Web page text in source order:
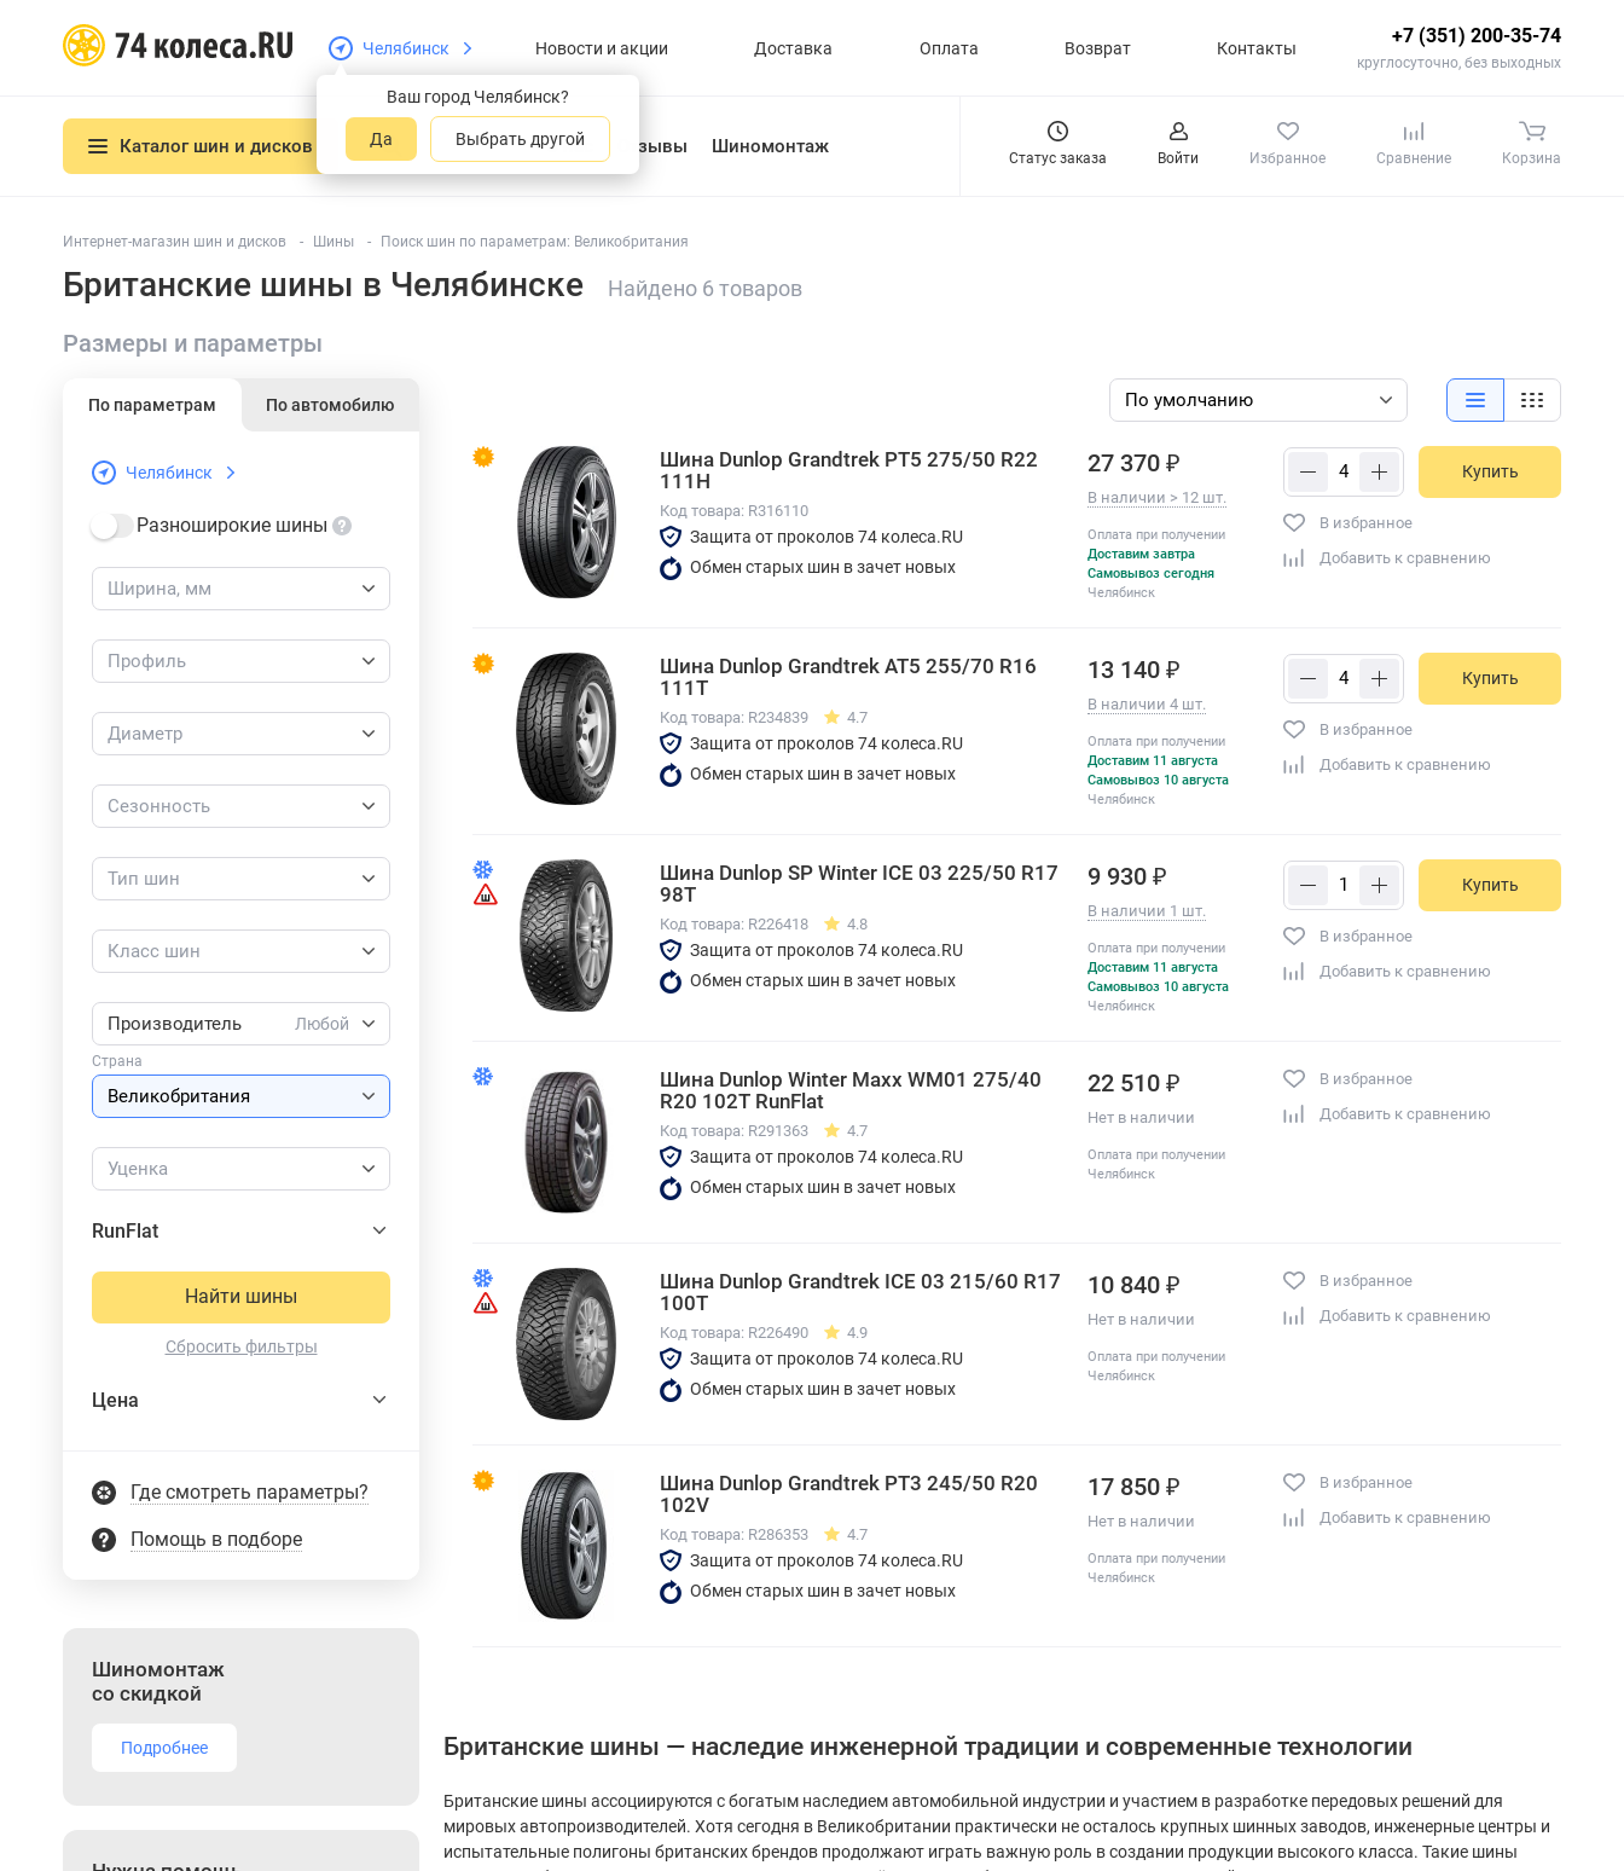
Челябинск
Ваш город Челябинск?
Да Выбрать другой
Новости и акции Доставка Оплата Возврат Контакты
+7 (351) 200-35-74
круглосуточно, без выходных
Каталог шин и дисков О нас Отзывы Шиномонтаж
Статус заказа Войти Избранное Сравнение Корзина
Интернет-магазин шин и дисков Шины Поиск шин по параметрам: Великобритания
Британские шины в Челябинске Найдено 6 товаров
Размеры и параметры
По параметрам По автомобилю
Челябинск
Разноширокие шины
Ширина, мм
Профиль
Диаметр
Сезонность
Тип шин
Класс шин
Производитель Любой
Страна
Уценка
RunFlat
Найти шины
Сбросить фильтры
Цена
Где смотреть параметры?
Помощь в подборе
Шиномонтаж
со скидкой
Подробнее
Шина Dunlop Grandtrek PT5 275/50 R22
111H
Код товара: R316110
Защита от проколов 74 колеса.RU
Обмен старых шин в зачет новых
27 370 ₽
В наличии > 12 шт.
Оплата при получении
Доставим завтра
Самовывоз сегодня
Челябинск
Купить
В избранное
Добавить к сравнению
Шина Dunlop Grandtrek AT5 255/70 R16
111T
Код товара: R234839 4.7
Защита от проколов 74 колеса.RU
Обмен старых шин в зачет новых
13 140 ₽
В наличии 4 шт.
Оплата при получении
Доставим 11 августа
Самовывоз 10 августа
Челябинск
Купить
В избранное
Добавить к сравнению
Шина Dunlop SP Winter ICE 03 225/50 R17
98T
Код товара: R226418 4.8
Защита от проколов 74 колеса.RU
Обмен старых шин в зачет новых
9 930 ₽
В наличии 1 шт.
Оплата при получении
Доставим 11 августа
Самовывоз 10 августа
Челябинск
Купить
В избранное
Добавить к сравнению
Шина Dunlop Winter Maxx WM01 275/40
R20 102T RunFlat
Код товара: R291363 4.7
Защита от проколов 74 колеса.RU
Обмен старых шин в зачет новых
22 510 ₽
Нет в наличии
Оплата при получении
Челябинск
В избранное
Добавить к сравнению
Шина Dunlop Grandtrek ICE 03 215/60 R17
100T
Код товара: R226490 4.9
Защита от проколов 74 колеса.RU
Обмен старых шин в зачет новых
10 840 ₽
Нет в наличии
Оплата при получении
Челябинск
В избранное
Добавить к сравнению
Шина Dunlop Grandtrek PT3 245/50 R20
102V
Код товара: R286353 4.7
Защита от проколов 74 колеса.RU
Обмен старых шин в зачет новых
17 850 ₽
Нет в наличии
Оплата при получении
Челябинск
В избранное
Добавить к сравнению
Британские шины — наследие инженерной традиции и современные технологии
Британские шины ассоциируются с богатым наследием автомобильной индустрии и участием в разработке передовых решений для
мировых автопроизводителей. Хотя сегодня в Великобритании практически не осталось крупных шинных заводов, инженерные центры и
испытательные полигоны британских брендов продолжают играть важную роль в создании продукции высокого класса. Такие шины